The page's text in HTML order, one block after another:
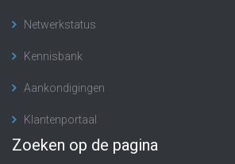
Netwerkstatus
Kennisbank
Aankondigingen
Klantenportaal
Zoeken op de pagina